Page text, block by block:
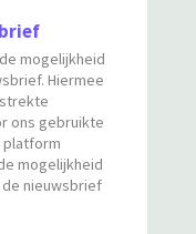
mogelijkheid
Hiermee
ons gebruikte
platform
mogelijkheid
nieuwsbrief